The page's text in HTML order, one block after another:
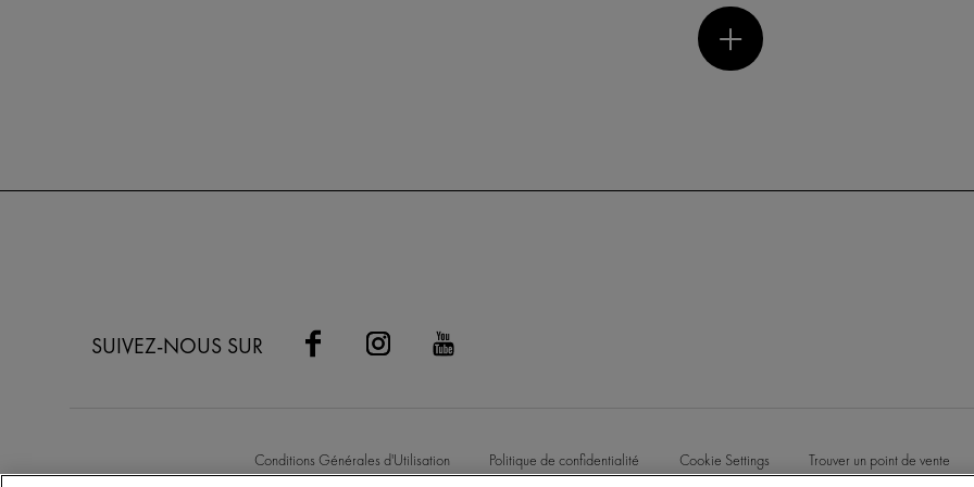
SUIVEZ-NOUS SUR
Conditions Générales d'Utilisation Politique de confidentialité Cookie Settings Trouver un point de vente